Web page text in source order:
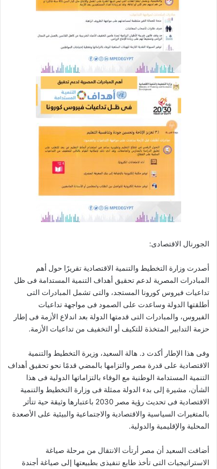
الجورنال الاقتصادى:
أصدرت وزارة التخطيط والتنمية الاقتصادية تقريرًا حول أهم
المبادرات المصرية لدعم تحقيق أهداف التنمية المستدامة فى ظل
تداعيات فيروس كورونا المستجد، والتى تشمل المبادرات التى
أطلقتها الدولة وساعدت على الصمود فى مواجهة تداعيات
الفيروس، والمبادرات التى قدمتها الدولة بعد اندلاع الأزمة فى إطار
حزمة التدابير المتخذة للتكيف أو التخفيف من تداعيات الأزمة.
وفى هذا الإطار أكدت د. هالة السعيد، وزيرة التخطيط والتنمية
الاقتصادية على قدرة مصر والتزامها بالمضي قدمًا نحو تحقيق أهداف
التنمية المستدامة الوطنية مع الوفاء بالتزاماتها الدولية فى هذا
الشأن، مشيرة إلى بدء الدولة ممثلة فى وزارة التخطيط والتنمية
الاقتصادية فى تحديث رؤية مصر 2030 باعتبارها وثيقة حية تتأثر
بالمتغيرات السياسية والاقتصادية والاجتماعية والبيئية على الأصعدة
المحلية والإقليمية والدولية.
أضافت السعيد أن مصر أرتأت الانتقال من مرحلة صياغة
الاستراتيجيات التى تأخذ طابع تنفيذى بطبيعتها إلى صياغة أجندة